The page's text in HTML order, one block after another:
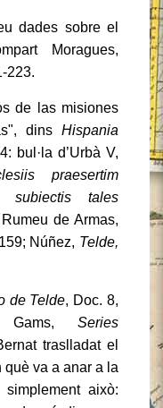
dades sobre el
Moragues,
223.
de las misiones
dins Hispania
bul·la d’Urbà V,
praesertim
subiectis tales
de Armas,
Núñez, Telde,
de Telde, Doc. 8,
Gams, Series
traslladat el
què va a anar a la
això: